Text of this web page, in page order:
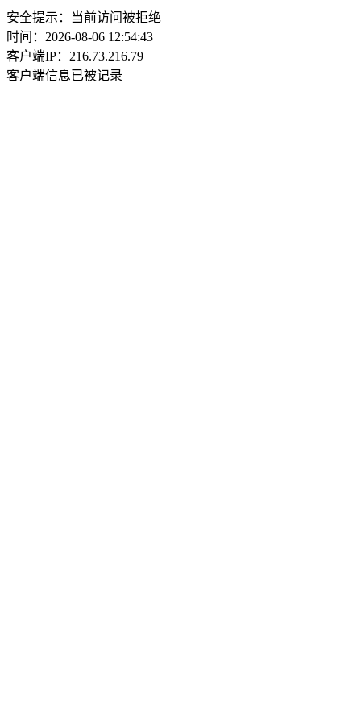
安全提示：当前访问被拒绝
时间：2026-08-06 12:54:43
客户端IP：216.73.216.79
客户端信息已被记录